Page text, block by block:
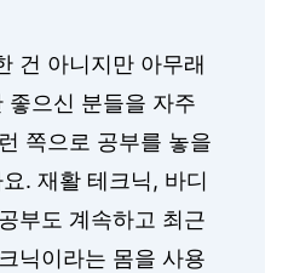
건 아니지만 아무래
좋으신 분들을 자주
쪽으로 공부를 놓을
. 재활 테크닉, 바디
부도 계속하고 최근
닉이라는 몸을 사용